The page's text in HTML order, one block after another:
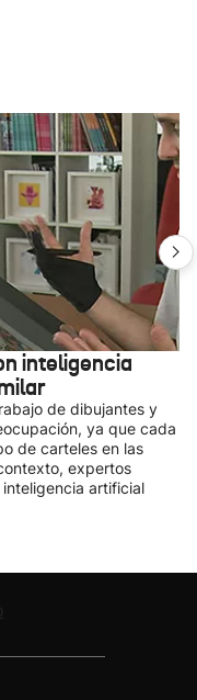
inteligencia
de dibujantes y
ya que cada
de carteles en las
expertos
artificial